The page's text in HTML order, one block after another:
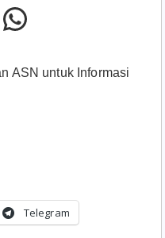
WhatsApp
ASN untuk Informasi
Telegram